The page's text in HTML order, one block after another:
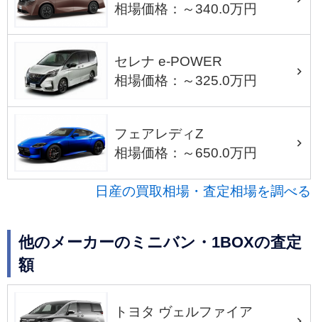
相場価格：～340.0万円
セレナ e-POWER
相場価格：～325.0万円
フェアレディZ
相場価格：～650.0万円
日産の買取相場・査定相場を調べる
他のメーカーのミニバン・1BOXの査定
額
トヨタ ヴェルファイア